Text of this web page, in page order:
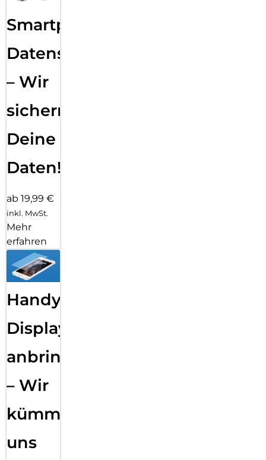
Smartphone
Datensicherung
– Wir
sichern
Deine
Daten!
ab 19,99 €
inkl. MwSt.
Mehr
erfahren
Handy
Displayfolie
anbringen
– Wir
kümmern
uns